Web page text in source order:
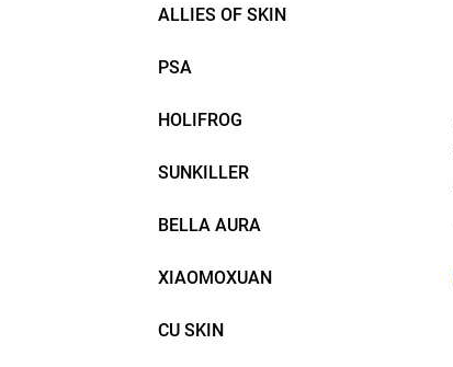
ALLIES OF SKIN
PSA
HOLIFROG
SUNKILLER
BELLA AURA
XIAOMOXUAN
CU SKIN